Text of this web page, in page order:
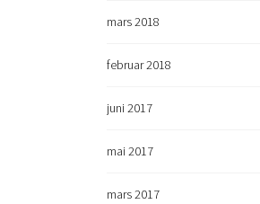
mars 2018
februar 2018
juni 2017
mai 2017
mars 2017